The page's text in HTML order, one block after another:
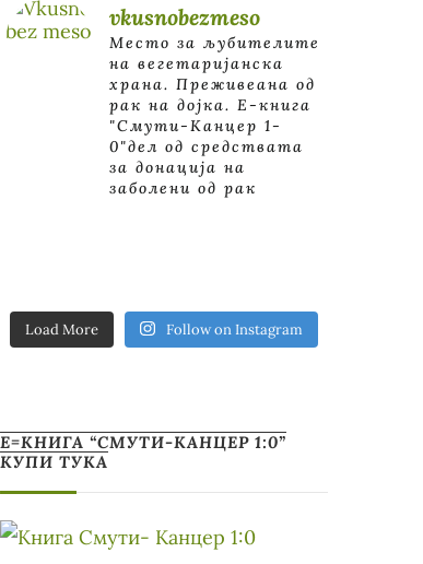
vkusnobezmeso
Место за љубителите
на вегетаријанска
храна. Преживеана од
рак на дојка. E-книга
"Смути-Канцер 1-
0"дел од средствата
за донација на
заболени од рак
Load More Follow on Instagram
Е=КНИГА “СМУТИ-КАНЦЕР 1:0”
КУПИ ТУКА